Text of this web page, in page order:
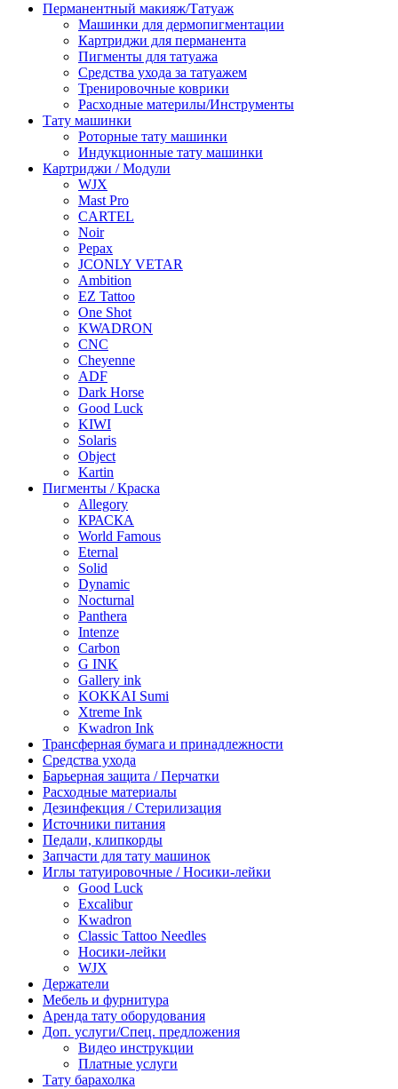
Перманентный макияж/Татуаж
Машинки для дермопигментации
Картриджи для перманента
Пигменты для татуажа
Средства ухода за татуажем
Тренировочные коврики
Расходные материлы/Инструменты
Тату машинки
Роторные тату машинки
Индукционные тату машинки
Картриджи / Модули
WJX
Mast Pro
CARTEL
Noir
Pepax
JCONLY VETAR
Ambition
EZ Tattoo
One Shot
KWADRON
CNC
Cheyenne
ADF
Dark Horse
Good Luck
KIWI
Solaris
Object
Kartin
Пигменты / Краска
Allegory
КРАСКА
World Famous
Eternal
Solid
Dynamic
Nocturnal
Panthera
Intenze
Carbon
G INK
Gallery ink
KOKKAI Sumi
Xtreme Ink
Kwadron Ink
Трансферная бумага и принадлежности
Средства ухода
Барьерная защита / Перчатки
Расходные материалы
Дезинфекция / Стерилизация
Источники питания
Педали, клипкорды
Запчасти для тату машинок
Иглы татуировочные / Носики-лейки
Good Luck
Excalibur
Kwadron
Classic Tattoo Needles
Носики-лейки
WJX
Держатели
Мебель и фурнитура
Аренда тату оборудования
Доп. услуги/Спец. предложения
Видео инструкции
Платные услуги
Тату барахолка